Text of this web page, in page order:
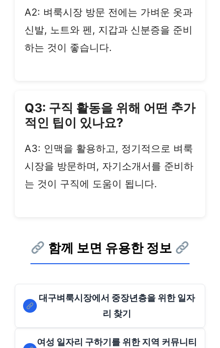
A2: 벼룩시장 방문 전에는 가벼운 옷과
신발, 노트와 펜, 지갑과 신분증을 준비
하는 것이 좋습니다.
Q3: 구직 활동을 위해 어떤 추가
적인 팁이 있나요?
A3: 인맥을 활용하고, 정기적으로 벼룩
시장을 방문하며, 자기소개서를 준비하
는 것이 구직에 도움이 됩니다.
함께 보면 유용한 정보
대구벼룩시장에서 중장년층을 위한 일자
리 찾기
여성 일자리 구하기를 위한 지역 커뮤니티